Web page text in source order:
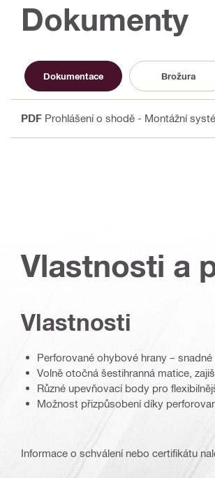
Dokumenty
Dokumentace Brožura
PDF Prohlášení o shodě - Montážní
Vlastnosti a
Vlastnosti
Perforované ohybové hrany –
Volně otočná šestihranná matice,
Různé upevňovací body pro
Možnost přizpůsobení díky
Informace o schválení nebo certifikátu